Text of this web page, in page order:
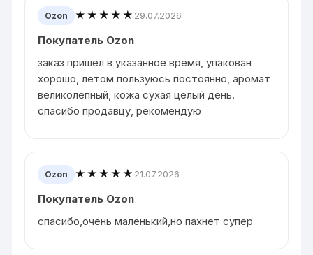
Ozon ★★★★★ 29.07.2026
Покупатель Ozon
заказ пришёл в указанное время, упакован
хорошо, летом пользуюсь постоянно, аромат
великолепный, кожа сухая целый день.
спасибо продавцу, рекомендую
Ozon ★★★★★ 21.07.2026
Покупатель Ozon
спасибо,очень маленький,но пахнет супер